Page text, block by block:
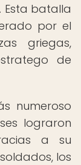
Esta batalla
por el
griegas,
de
numeroso
lograron
a su
los